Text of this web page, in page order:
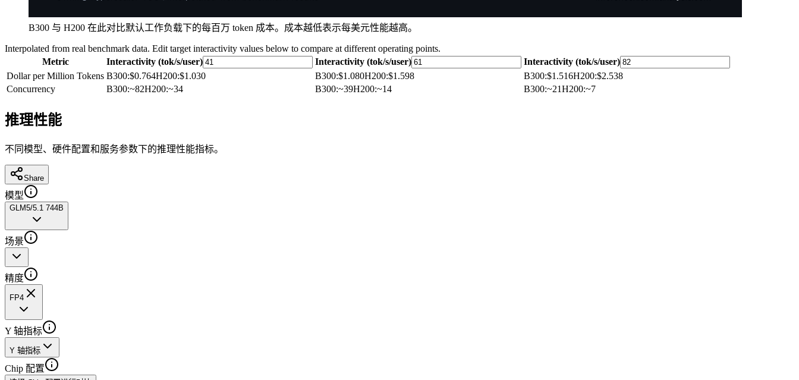
B300 与 H200 在此对比默认工作负载下的每百万 token 成本。成本越低表示每美元性能越高。
Interpolated from real benchmark data. Edit target interactivity values below to compare at different operating points.
Metric
Interactivity (tok/s/user) Interactivity (tok/s/user)
Interactivity (tok/s/user)
Dollar per Million Tokens B300:$0.764H200:$1.030 B300:$1.080H200:$1.598 B300:$1.516H200:$2.538
Concurrency
B300:~82H200:~34 B300:~39H200:~14 B300:~21H200:~7
推理性能
不同模型、硬件配置和服务参数下的推理性能指标。
Share
模型
GLM5/5.1 744B
场景
精度
FP4
Y 轴指标
Y 轴指标
Chip 配置